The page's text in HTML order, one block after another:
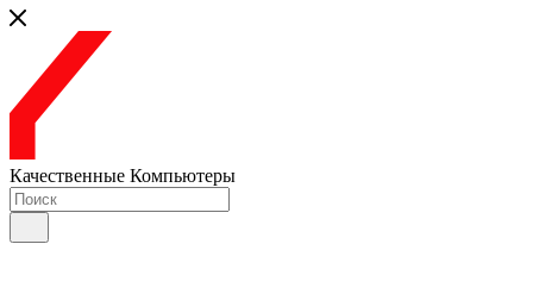
Качественные Компьютеры